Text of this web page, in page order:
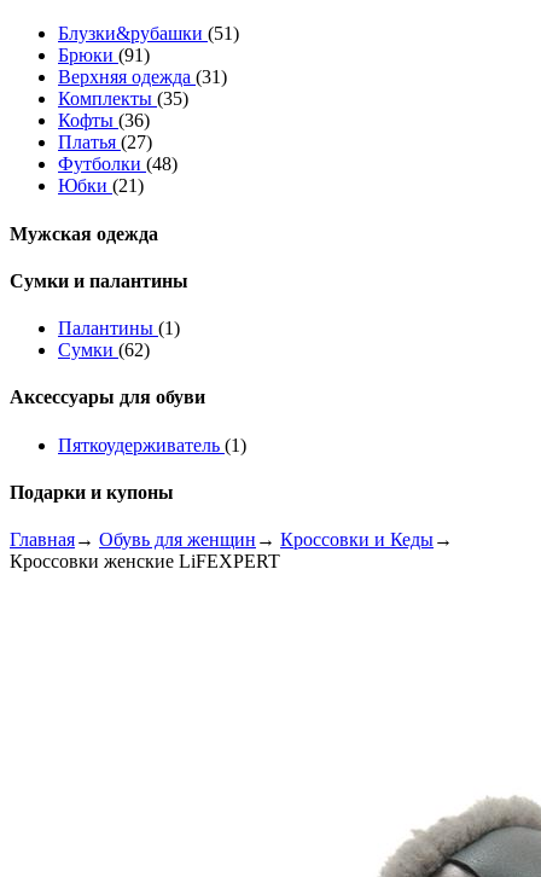
Блузки&рубашки (51)
Брюки (91)
Верхняя одежда (31)
Комплекты (35)
Кофты (36)
Платья (27)
Футболки (48)
Юбки (21)
Мужская одежда
Сумки и палантины
Палантины (1)
Сумки (62)
Аксессуары для обуви
Пяткоудерживатель (1)
Подарки и купоны
Главная→ Обувь для женщин → Кроссовки и Кеды→
Кроссовки женские LiFEXPERT